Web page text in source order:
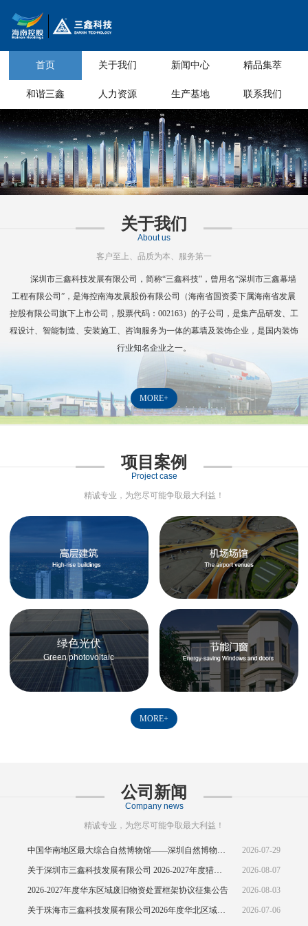
首页 关于我们 新闻中心 精品集萃
和谐三鑫 人力资源 生产基地 联系我们
关于我们
About us
客户至上、品质为本、服务第一
深圳市三鑫科技发展有限公司，简称“三鑫科技”，曾用名“深圳市三鑫幕墙
工程有限公司”，是海控南海发展股份有限公司（海南省国资委下属海南省发展
控股有限公司旗下上市公司，股票代码： 002163）的子公司，是集产品研发、工
程设计、智能制造、安装施工、咨询服务为一体的幕墙及装饰企业，是国内装饰
行业知名企业之一。
MORE+
项目案例
Project case
精诚专业，为您尽可能争取最大利益！
绿色光伏
Green photovoltaic
MORE+
公司新闻
Company news
精诚专业，为您尽可能争取最大利益！
2026-07-29
2026-08-07
2026-2027年度华东区域废旧物资处置框架协议征集公告 2026-08-03
2026-07-06